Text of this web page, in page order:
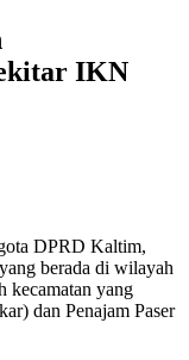
IKN
DPRD Kaltim,
berada di wilayah
kecamatan yang
dan Penajam Paser